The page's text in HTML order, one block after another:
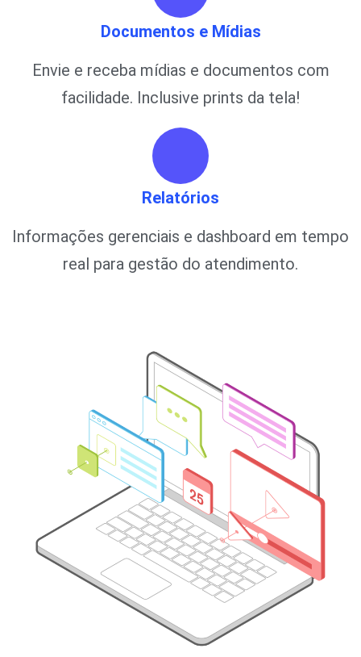
Documentos e Mídias
Envie e receba mídias e documentos com
facilidade. Inclusive prints da tela!
Relatórios
Informações gerenciais e dashboard em tempo
real para gestão do atendimento.